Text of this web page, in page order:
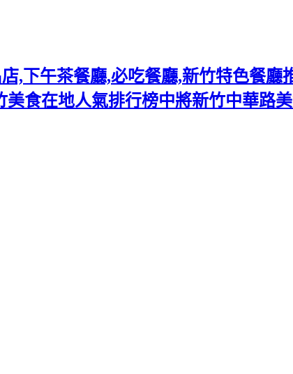
,下午茶餐廳,必吃餐廳,新竹特色餐廳
食在地人氣排行榜中將新竹中華路